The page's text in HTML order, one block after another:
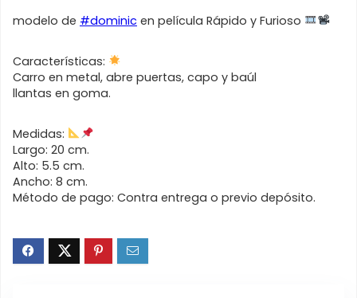
modelo de #dominic en película Rápido y Furioso
Características:
Carro en metal, abre puertas, capo y baúl
llantas en goma.
Medidas:
Largo: 20 cm.
Alto: 5.5 cm.
Ancho: 8 cm.
Método de pago: Contra entrega o previo depósito.